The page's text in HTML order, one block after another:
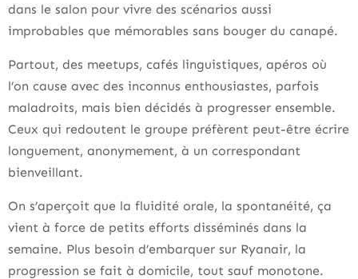
dans le salon pour vivre des scénarios aussi
improbables que mémorables sans bouger du canapé.
Partout, des meetups, cafés linguistiques, apéros où
l’on cause avec des inconnus enthousiastes, parfois
maladroits, mais bien décidés à progresser ensemble.
Ceux qui redoutent le groupe préfèrent peut-être écrire
longuement, anonymement, à un correspondant
bienveillant.
On s’aperçoit que la fluidité orale, la spontanéité, ça
vient à force de petits efforts disséminés dans la
semaine. Plus besoin d’embarquer sur Ryanair, la
progression se fait à domicile, tout sauf monotone.